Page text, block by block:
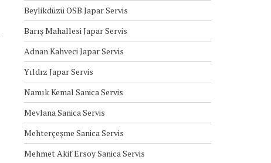
Beylikdüzü OSB Japar Servis
Barış Mahallesi Japar Servis
Adnan Kahveci Japar Servis
Yıldız Japar Servis
Namık Kemal Sanica Servis
Mevlana Sanica Servis
Mehterçeşme Sanica Servis
Mehmet Akif Ersoy Sanica Servis